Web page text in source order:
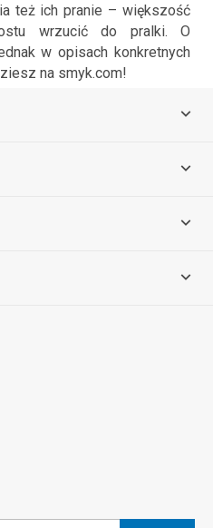
też ich pranie – większość
wrzucić do pralki. O
w opisach konkretnych
na smyk.com!